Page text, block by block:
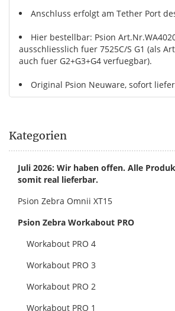
Anschluss erfolgt am Tether Port
Hier bestellbar: Psion
ausschliesslich fuer 7525C/S G1 (als
auch fuer G2+G3+G4 verfuegbar).
Original Psion Neuware, sofort
Kategorien
Juli 2026: Wir haben offen. Alle
somit real lieferbar.
Psion Zebra Omnii XT15
Psion Zebra Workabout PRO
Workabout PRO 4
Workabout PRO 3
Workabout PRO 2
Workabout PRO 1